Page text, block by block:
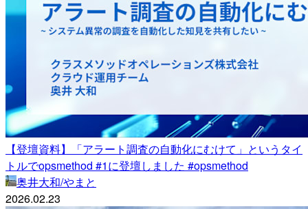
【登壇資料】「アラート調査の自動化にむけて」というタイ
トルでopsmethod #1に登壇しました #opsmethod
奥井大和/やまと
2026.02.23